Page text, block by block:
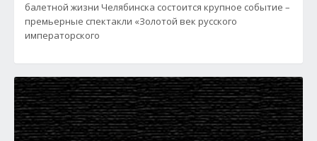
балетной жизни Челябинска состоится крупное событие –
премьерные спектакли «Золотой век русского
императорского